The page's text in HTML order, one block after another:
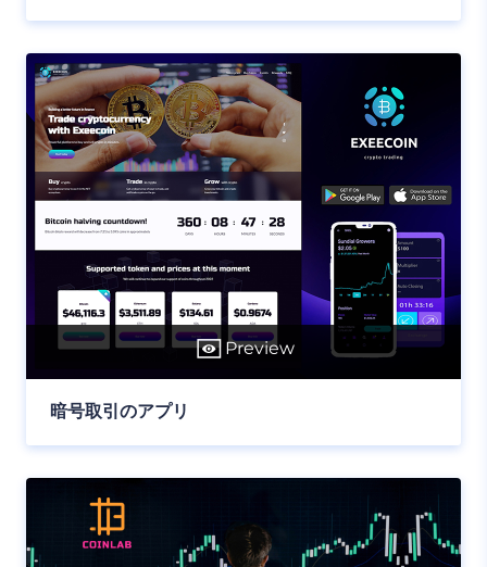
Preview
暗号取引のアプリ